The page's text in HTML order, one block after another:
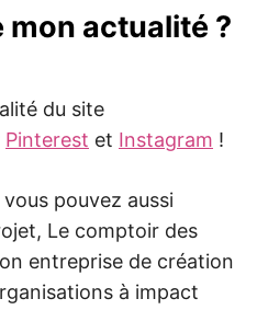
mon actualité ?
du site
Pinterest et Instagram !
pouvez aussi
Le comptoir des
entreprise de création
à impact